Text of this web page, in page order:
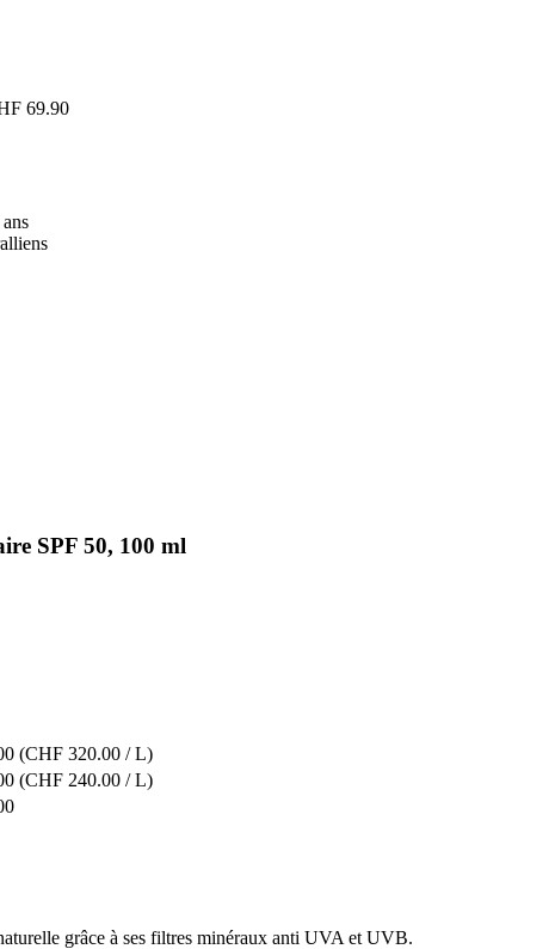
69.90
SPF 50, 100 ml
(CHF 320.00 / L)
(CHF 240.00 / L)
grâce à ses filtres minéraux anti UVA et UVB.